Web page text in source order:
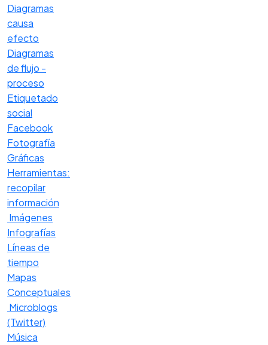
Diagramas
causa
efecto
Diagramas
de flujo -
proceso
Etiquetado
social
Facebook
Fotografía
Gráficas
Herramientas:
recopilar
información
Imágenes
Infografías
Líneas de
tiempo
Mapas
Conceptuales
Microblogs
(Twitter)
Música